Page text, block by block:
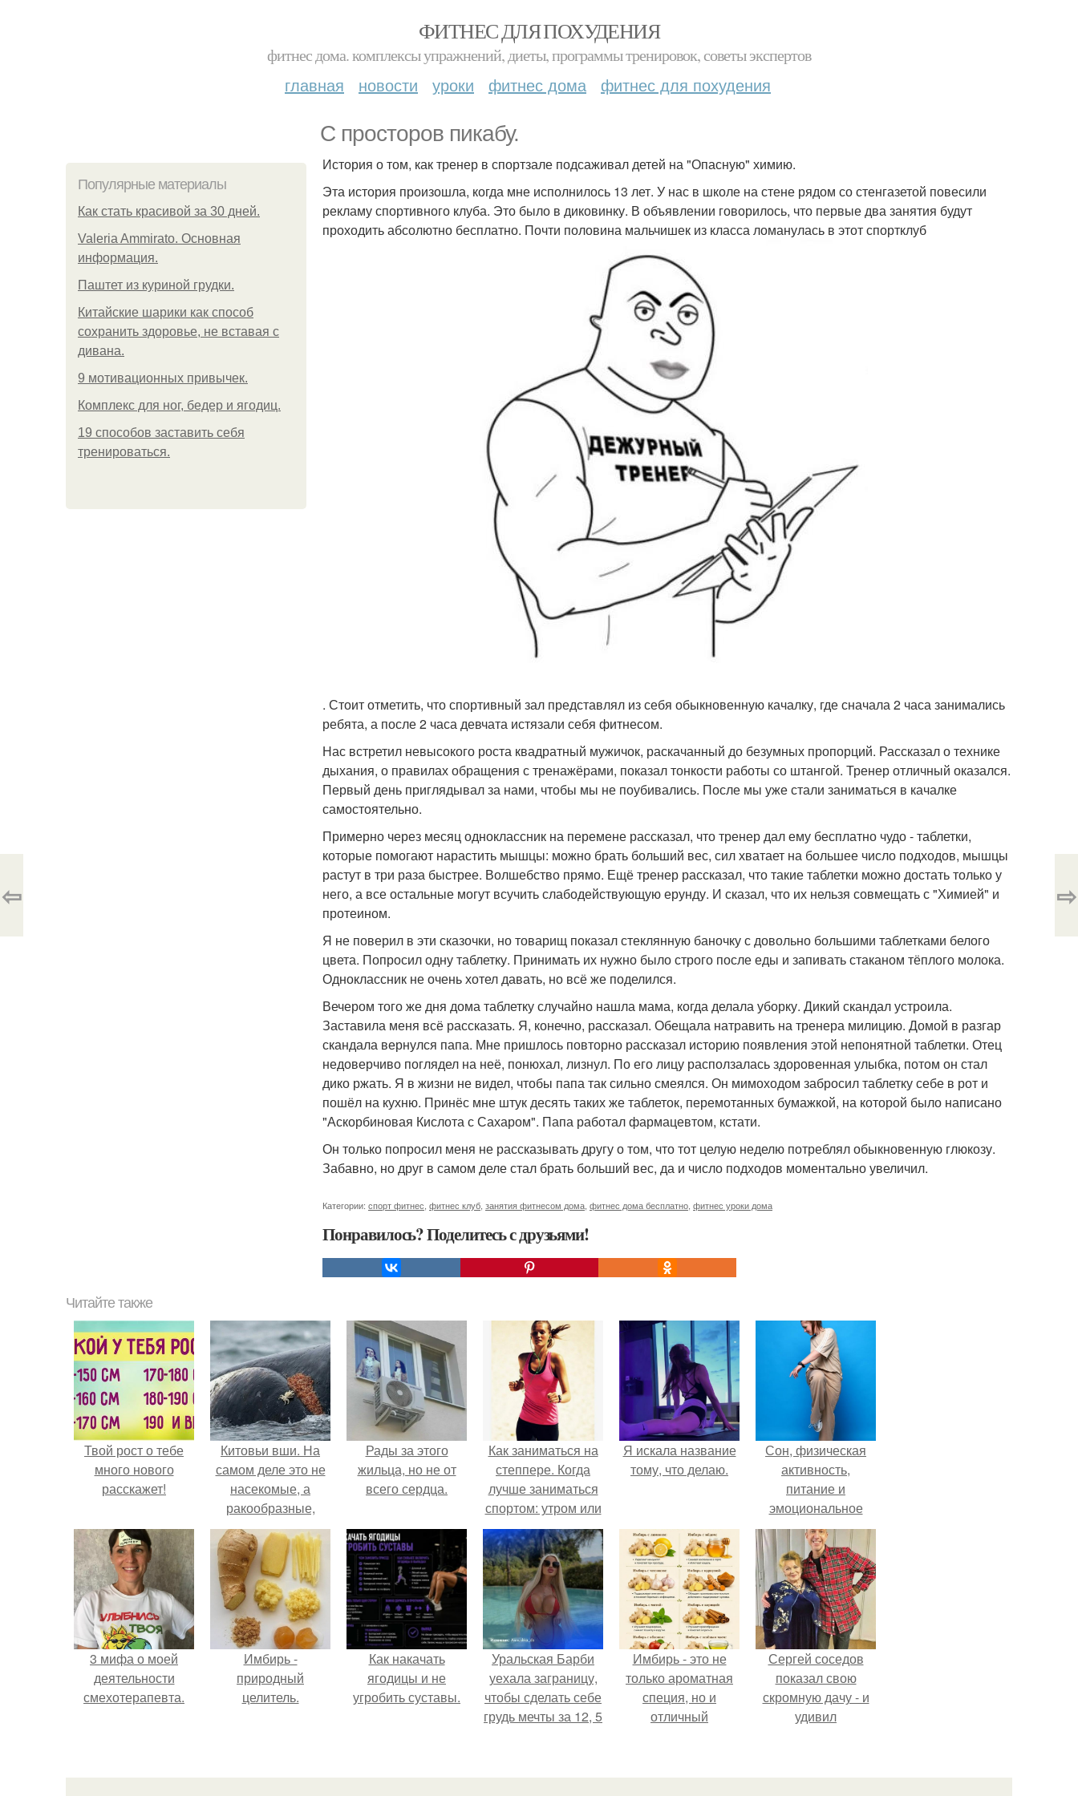
ФИТНЕС ДЛЯ ПОХУДЕНИЯ
фитнес дома. комплексы упражнений, диеты, программы тренировок, советы экспертов
главная новости уроки фитнес дома фитнес для похудения
С просторов пикабу.
Популярные материалы
Как стать красивой за 30 дней.
Valeria Ammirato. Основная
информация.
Паштет из куриной грудки.
Китайские шарики как способ
сохранить здоровье, не вставая с
дивана.
9 мотивационных привычек.
Комплекс для ног, бедер и ягодиц.
19 способов заставить себя
тренироваться.
История о том, как тренер в спортзале подсаживал детей на "Опасную" химию.
Эта история произошла, когда мне исполнилось 13 лет. У нас в школе на стене рядом со стенгазетой повесили
рекламу спортивного клуба. Это было в диковинку. В объявлении говорилось, что первые два занятия будут
проходить абсолютно бесплатно. Почти половина мальчишек из класса ломанулась в этот спортклуб
. Стоит отметить, что спортивный зал представлял из себя обыкновенную качалку, где сначала 2 часа занимались
ребята, а после 2 часа девчата истязали себя фитнесом.
Нас встретил невысокого роста квадратный мужичок, раскачанный до безумных пропорций. Рассказал о технике
дыхания, о правилах обращения с тренажёрами, показал тонкости работы со штангой. Тренер отличный оказался.
Первый день приглядывал за нами, чтобы мы не поубивались. После мы уже стали заниматься в качалке
самостоятельно.
Примерно через месяц одноклассник на перемене рассказал, что тренер дал ему бесплатно чудо - таблетки,
которые помогают нарастить мышцы: можно брать больший вес, сил хватает на большее число подходов, мышцы
растут в три раза быстрее. Волшебство прямо. Ещё тренер рассказал, что такие таблетки можно достать только у
него, а все остальные могут всучить слабодействующую ерунду. И сказал, что их нельзя совмещать с "Химией" и
протеином.
Я не поверил в эти сказочки, но товарищ показал стеклянную баночку с довольно большими таблетками белого
цвета. Попросил одну таблетку. Принимать их нужно было строго после еды и запивать стаканом тёплого молока.
Одноклассник не очень хотел давать, но всё же поделился.
Вечером того же дня дома таблетку случайно нашла мама, когда делала уборку. Дикий скандал устроила.
Заставила меня всё рассказать. Я, конечно, рассказал. Обещала натравить на тренера милицию. Домой в разгар
скандала вернулся папа. Мне пришлось повторно рассказал историю появления этой непонятной таблетки. Отец
недоверчиво поглядел на неё, понюхал, лизнул. По его лицу расползалась здоровенная улыбка, потом он стал
дико ржать. Я в жизни не видел, чтобы папа так сильно смеялся. Он мимоходом забросил таблетку себе в рот и
пошёл на кухню. Принёс мне штук десять таких же таблеток, перемотанных бумажкой, на которой было написано
"Аскорбиновая Кислота с Сахаром". Папа работал фармацевтом, кстати.
Он только попросил меня не рассказывать другу о том, что тот целую неделю потреблял обыкновенную глюкозу.
Забавно, но друг в самом деле стал брать больший вес, да и число подходов моментально увеличил.
Категории: спорт фитнес фитнес клуб занятия фитнесом дома фитнес дома бесплатно фитнес уроки дома
Понравилось? Поделитесь с друзьями!
⇦ ⇨
Читайте также
Твой рост о тебе
много нового
расскажет!
Китовьи вши. На
самом деле это не
насекомые, а
ракообразные,
относящиеся к
бокоплавам.
Рады за этого
жильца, но не от
всего сердца.
Как заниматься на
степпере. Когда
лучше заниматься
спортом: утром или
вечером
Я искала название
тому, что делаю.
Сон, физическая
активность,
питание и
эмоциональное
состояние!
3 мифа о моей
деятельности
смехотерапевта.
Имбирь -
природный
целитель.
Как накачать
ягодицы и не
угробить суставы.
Уральская Барби
уехала заграницу,
чтобы сделать себе
грудь мечты за 12, 5
Имбирь - это не
только ароматная
специя, но и
отличный
и блюд.
Сергей соседов
показал свою
скромную дачу - и
удивил